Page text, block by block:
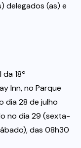
delegados (as) e
18ª
Inn, no Parque
dia 28 de julho
no dia 29 (sexta-
das 08h30